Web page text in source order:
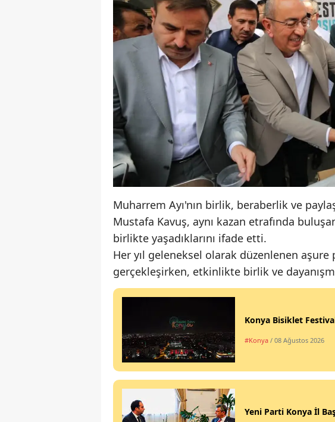
Muharrem Ayı'nın birlik, beraberlik ve
Mustafa Kavuş, aynı kazan etrafında
birlikte yaşadıklarını ifade etti.
Her yıl geleneksel olarak düzenlenen
gerçekleşirken, etkinlikte birlik ve
Konya Bisiklet
#Konya / 08 Ağustos 2026
Yeni Parti Konya İl